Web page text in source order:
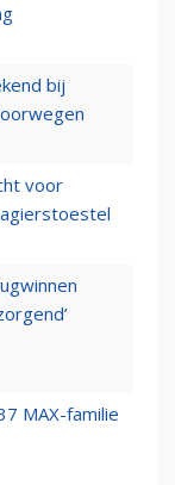
bij
voor
MAX-familie